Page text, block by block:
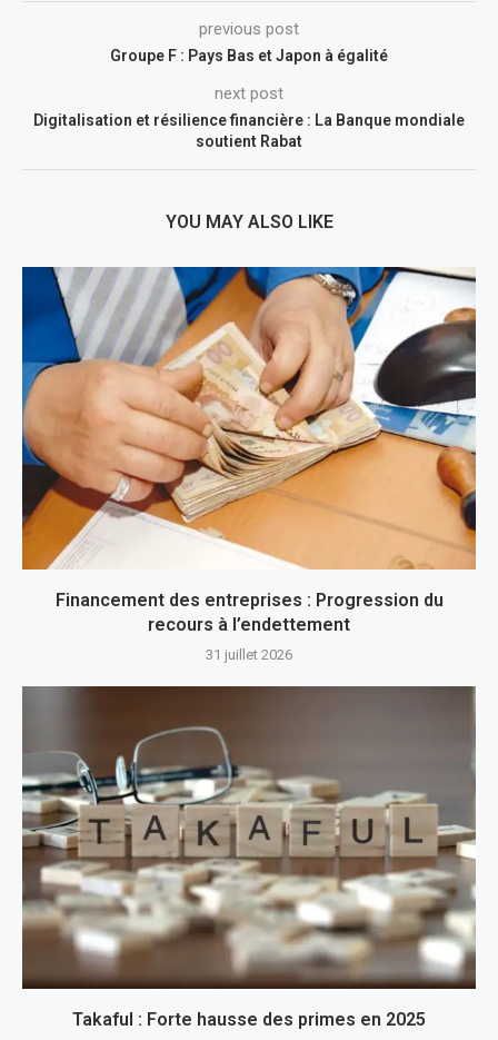
previous post
Groupe F : Pays Bas et Japon à égalité
next post
Digitalisation et résilience financière : La Banque mondiale
soutient Rabat
YOU MAY ALSO LIKE
Financement des entreprises : Progression du
recours à l’endettement
31 juillet 2026
Takaful : Forte hausse des primes en 2025